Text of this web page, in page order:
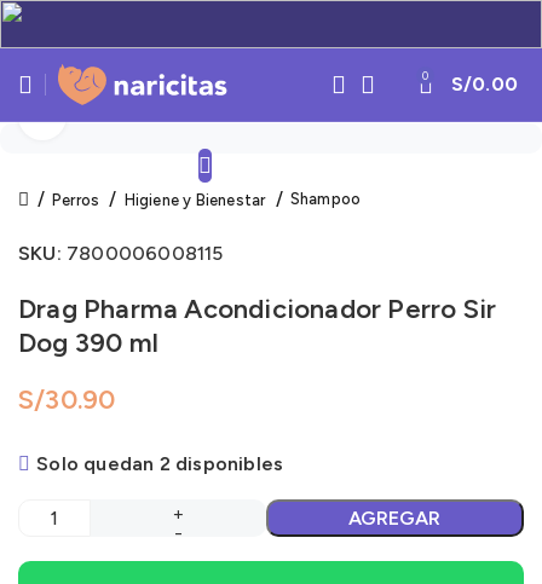
0 S/0.00
Perros Higiene y Bienestar Shampoo
SKU: 7800006008115
Drag Pharma Acondicionador Perro Sir
Dog 390 ml
S/
Solo quedan 2 disponibles
AGREGAR